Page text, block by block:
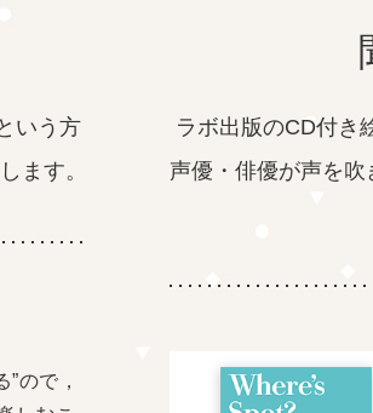
いう方
ます。
ので，
ラボ出版のCD付き
声優・俳優が声を